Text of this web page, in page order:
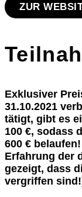
ZUR
Exklusiver
31.10.2021
tätigt, gibt es
100 €, sodass
600 €
Erfahrung der
gezeigt, dass
vergriffen